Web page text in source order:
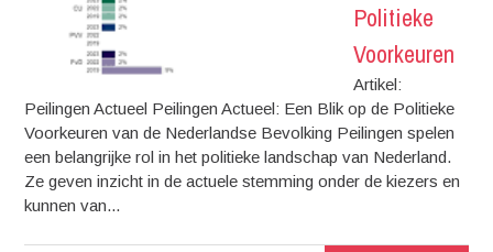
Politieke
Voorkeuren
Artikel:
Peilingen Actueel Peilingen Actueel: Een Blik op de Politieke
Voorkeuren van de Nederlandse Bevolking Peilingen spelen
een belangrijke rol in het politieke landschap van Nederland.
Ze geven inzicht in de actuele stemming onder de kiezers en
kunnen van...